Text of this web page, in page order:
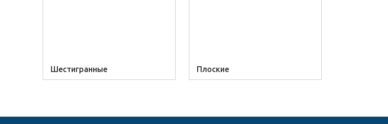
Шестигранные Плоские